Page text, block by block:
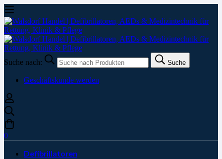
Suche nach: Suche
Geschäftskunde werden
0
Defibrillatoren